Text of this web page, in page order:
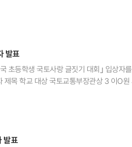
장) 지난 10년간 OECD 회원국 평균이
유지·관리비) 우리나라의 지난 10년간
씩 감소했을 때 오히려 연평균 1.2%씩
한 반면, 우리나라는 오히려 6.8%p 감소
나라는 0.07%p 감소하여 OECD 회원국
나라의 투자비(연평균 ▼5.7%)는 OECD
대비 도로 인프라 총지출) 지난 10년간
원국 중 상위권 수준이다. □ (GDP 대비
발표
초등학생 국토사랑 글짓기 대회｣ 입상
학교 대상 국토교통부장관상 3 이O원
이조선일보사장상 5 손O​우 작은 텃밭의
초등학교은상 (2개교) 어린이조선일보
발표